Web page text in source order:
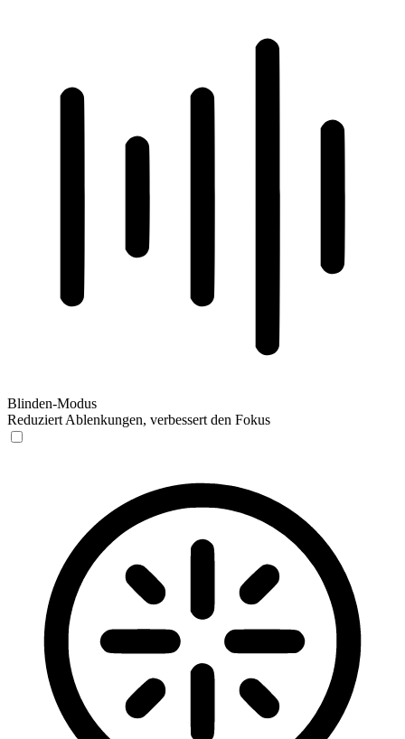
Blinden-Modus
Reduziert Ablenkungen, verbessert den Fokus